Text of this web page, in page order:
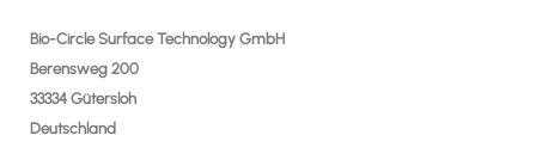
Bio-Circle Surface Technology GmbH
Berensweg 200
33334 Gütersloh
Deutschland